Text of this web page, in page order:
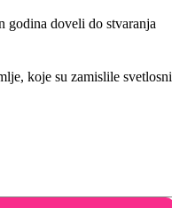
godina doveli do stvaranja
koje su zamislile svetlosni